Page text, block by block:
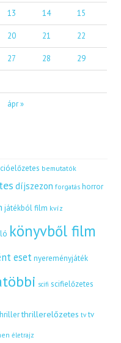
ápr »
13 14 15
20 21 22
27 28 29
bemutatók
díjszezon forgatás horror
játékból film kvíz
könyvből film
eset nyereményjáték
scifi scifielőzetes
thrillerelőzetes tv tv
életrajz